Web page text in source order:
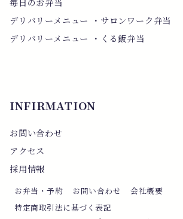
毎日のお弁当
デリバリーメニュー ・サロンワーク弁当
デリバリーメニュー ・くる飯弁当
INFIRMATION
お問い合わせ
アクセス
採用情報
お弁当・予約 お問い合わせ
会社概要
特定商取引法に基づく表記